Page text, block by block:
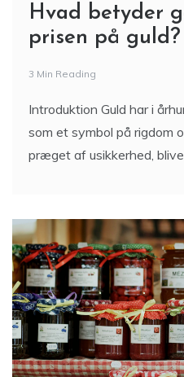
Hvad betyder
prisen på guld?
3 Min Reading
Introduktion Guld har i
som et symbol på rigdom
præget af usikkerhed,